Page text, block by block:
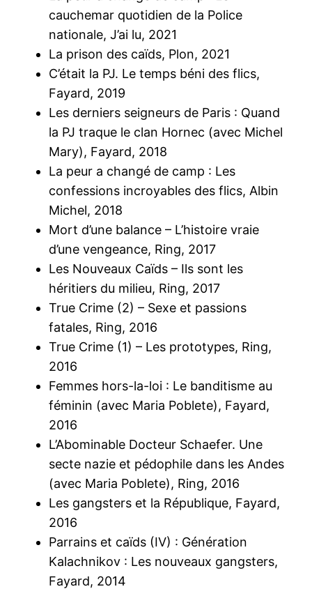
cauchemar quotidien de la Police
nationale, J’ai lu, 2021
La prison des caïds, Plon, 2021
C’était la PJ. Le temps béni des flics,
Fayard, 2019
Les derniers seigneurs de Paris : Quand
la PJ traque le clan Hornec (avec Michel
Mary), Fayard, 2018
La peur a changé de camp : Les
confessions incroyables des flics, Albin
Michel, 2018
Mort d’une balance – L’histoire vraie
d’une vengeance, Ring, 2017
Les Nouveaux Caïds – Ils sont les
héritiers du milieu, Ring, 2017
True Crime (2) – Sexe et passions
fatales, Ring, 2016
True Crime (1) – Les prototypes, Ring,
2016
Femmes hors-la-loi : Le banditisme au
féminin (avec Maria Poblete), Fayard,
2016
L’Abominable Docteur Schaefer. Une
secte nazie et pédophile dans les Andes
(avec Maria Poblete), Ring, 2016
Les gangsters et la République, Fayard,
2016
Parrains et caïds (IV) : Génération
Kalachnikov : Les nouveaux gangsters,
Fayard, 2014